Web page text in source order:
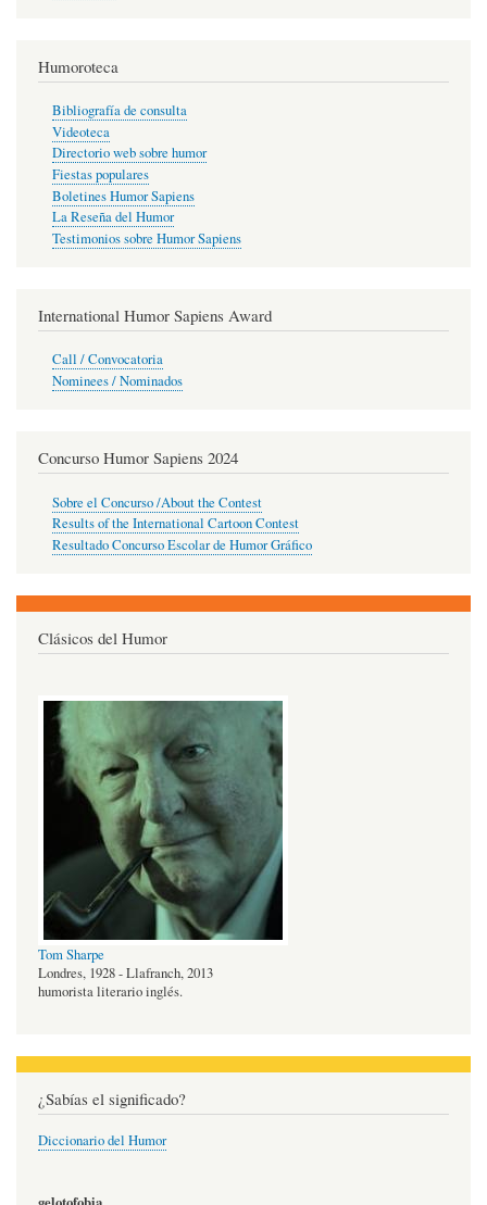
Humoroteca
Bibliografía de consulta
Videoteca
Directorio web sobre humor
Fiestas populares
Boletines Humor Sapiens
La Reseña del Humor
Testimonios sobre Humor Sapiens
International Humor Sapiens Award
Call / Convocatoria
Nominees / Nominados
Concurso Humor Sapiens 2024
Sobre el Concurso /About the Contest
Results of the International Cartoon Contest
Resultado Concurso Escolar de Humor Gráfico
Clásicos del Humor
Tom Sharpe
Londres, 1928 - Llafranch, 2013
humorista literario inglés.
¿Sabías el significado?
Diccionario del Humor